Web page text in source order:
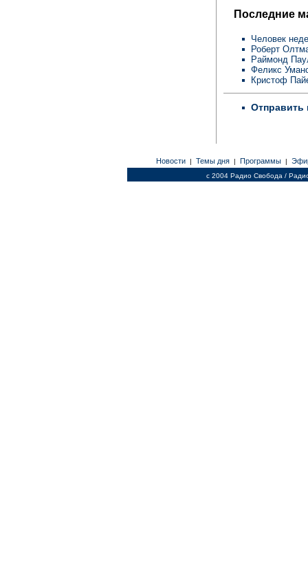
Последние
Человек
Роберт
Раймонд
Феликс
Кристоф
Отправить
Новости | Темы дня | Программы |
c 2004 Радио Свобода /